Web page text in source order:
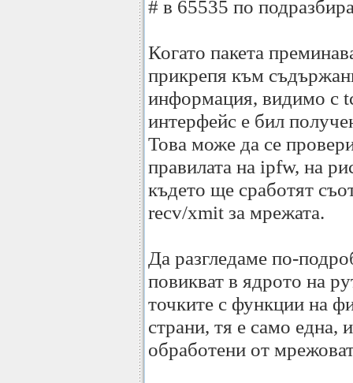
# в 65535 по
Когато пакета
прикрепя към
информация, видимо с
интерфейс е бил
Това може да се
правилата на ipfw, на
където ще сработят
recv/xmit за мрежата.
Да разгледаме по-
повикват в ядрото на
точките с функции на
страни, тя е само една,
обработени от